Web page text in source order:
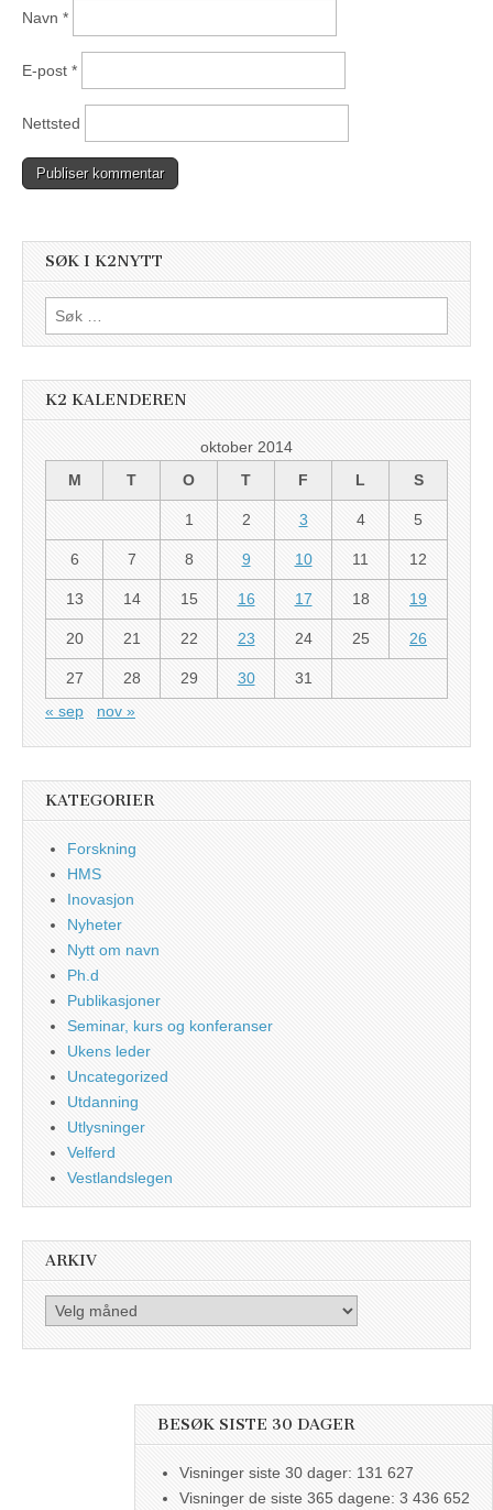
Navn *
E-post *
Nettsted
SØK I K2NYTT
Søk
etter:
K2 KALENDEREN
oktober 2014
M
T O T F L S
1 2 3 4 5
6 7 8 9 10 11 12
13 14 15 16 17 18 19
20 21 22 23 24 25 26
27 28 29 30
31
« sep
nov »
KATEGORIER
Forskning
HMS
Inovasjon
Nyheter
Nytt om navn
Ph.d
Publikasjoner
Seminar, kurs og konferanser
Ukens leder
Uncategorized
Utdanning
Utlysninger
Velferd
Vestlandslegen
ARKIV
Arkiv
BESØK SISTE 30 DAGER
Visninger siste 30 dager: 131 627
Visninger de siste 365 dagene: 3 436 652